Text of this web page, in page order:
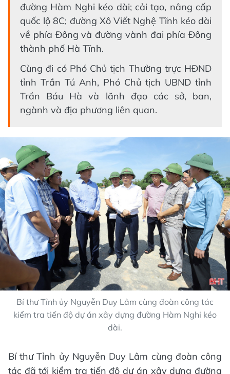
đường Hàm Nghi kéo dài; cải tạo, nâng cấp
quốc lộ 8C; đường Xô Viết Nghệ Tĩnh kéo dài
về phía Đông và đường vành đai phía Đông
thành phố Hà Tĩnh.
Cùng đi có Phó Chủ tịch Thường trực HĐND
tỉnh Trần Tú Anh, Phó Chủ tịch UBND tỉnh
Trần Báu Hà và lãnh đạo các sở, ban,
ngành và địa phương liên quan.
Bí thư Tỉnh ủy Nguyễn Duy Lâm cùng đoàn công tác
kiểm tra tiến độ dự án xây dựng đường Hàm Nghi kéo
dài.
Bí thư Tỉnh ủy Nguyễn Duy Lâm cùng đoàn công
tác đã tới kiểm tra tiến độ dự án xây dựng đường